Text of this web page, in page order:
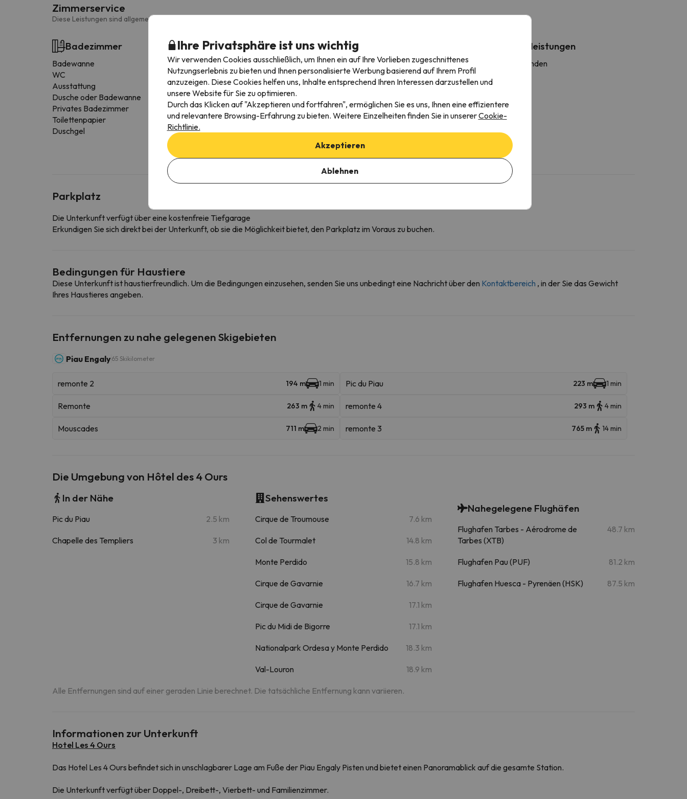
Zimmerservice
Diese Leistungen sind allgemein und können je nach Zimmertyp variieren.
Badezimmer
Badewanne
WC
Ausstattung
Dusche oder Badewanne
Privates Badezimmer
Toilettenpapier
Duschgel
Zimmerausstattung
Telefon
Heizung
Alarmdienst
Teppichboden
Schreibtisch
Schrank
Schließfächer
Weitere Dienstleistungen
Handtücher sind vorhanden
Parkplatz
Die Unterkunft verfügt über eine kostenfreie Tiefgarage
Erkundigen Sie sich direkt bei der Unterkunft, ob sie die Möglichkeit bietet, den Parkplatz im Voraus zu buchen.
Bedingungen für Haustiere
Diese Unterkunft ist haustierfreundlich. Um die Bedingungen einzusehen, senden Sie uns unbedingt eine Nachricht über den Kontaktbereich , in der Sie das Gewicht
Ihres Haustieres angeben.
Entfernungen zu nahe gelegenen Skigebieten
Piau Engaly65 Skikilometer
remonte 2 194 m 1 min Pic du Piau 223 m 1 min
Remonte 263 m 4 min remonte 4 293 m 4 min
Mouscades 711 m 2 min remonte 3 765 m 14 min
Die Umgebung von Hôtel des 4 Ours
In der Nähe
Pic du Piau 2.5 km
Chapelle des Templiers 3 km
Sehenswertes
Cirque de Troumouse 7.6 km
Col de Tourmalet 14.8 km
Monte Perdido 15.8 km
Cirque de Gavarnie 16.7 km
Cirque de Gavarnie 17.1 km
Pic du Midi de Bigorre 17.1 km
Nationalpark Ordesa y Monte Perdido 18.3 km
Val-Louron 18.9 km
Nahegelegene Flughäfen
Flughafen Tarbes - Aérodrome de
Tarbes (XTB)
48.7 km
Flughafen Pau (PUF) 81.2 km
Flughafen Huesca - Pyrenäen (HSK) 87.5 km
Alle Entfernungen sind auf einer geraden Linie berechnet. Die tatsächliche Entfernung kann variieren.
Informationen zur Unterkunft
Hotel Les 4 Ours
Das Hotel Les 4 Ours befindet sich in unschlagbarer Lage am Fuße der Piau Engaly Pisten und bietet einen Panoramablick auf die gesamte Station.
Die Unterkunft verfügt über Doppel-, Dreibett-, Vierbett- und Familienzimmer.
Ihre Privatsphäre ist uns wichtig
Wir verwenden Cookies ausschließlich, um Ihnen ein auf Ihre Vorlieben zugeschnittenes
Nutzungserlebnis zu bieten und Ihnen personalisierte Werbung basierend auf Ihrem Profil
anzuzeigen. Diese Cookies helfen uns, Inhalte entsprechend Ihren Interessen darzustellen und
unsere Website für Sie zu optimieren.
Durch das Klicken auf "Akzeptieren und fortfahren", ermöglichen Sie es uns, Ihnen eine effizientere
und relevantere Browsing-Erfahrung zu bieten. Weitere Einzelheiten finden Sie in unsererCookie-
Richtlinie.
Akzeptieren
Ablehnen